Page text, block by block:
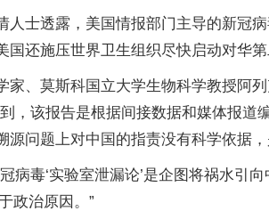
人士透露，美国情报部门主导的新冠
国还施压世界卫生组织尽快启动对华
家、莫斯科国立大学生物科学教授阿
，该报告是根据间接数据和媒体报
源问题上对中国的指责没有科学依据
病毒‘实验室泄漏论’是企图将祸水引
政治原因。”